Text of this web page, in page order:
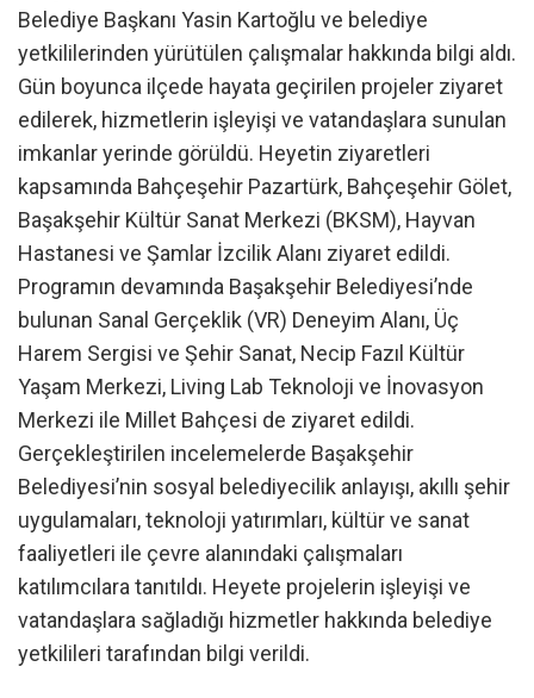
Belediye Başkanı Yasin Kartoğlu ve belediye
yetkililerinden yürütülen çalışmalar hakkında bilgi aldı.
Gün boyunca ilçede hayata geçirilen projeler ziyaret
edilerek, hizmetlerin işleyişi ve vatandaşlara sunulan
imkanlar yerinde görüldü. Heyetin ziyaretleri
kapsamında Bahçeşehir Pazartürk, Bahçeşehir Gölet,
Başakşehir Kültür Sanat Merkezi (BKSM), Hayvan
Hastanesi ve Şamlar İzcilik Alanı ziyaret edildi.
Programın devamında Başakşehir Belediyesi’nde
bulunan Sanal Gerçeklik (VR) Deneyim Alanı, Üç
Harem Sergisi ve Şehir Sanat, Necip Fazıl Kültür
Yaşam Merkezi, Living Lab Teknoloji ve İnovasyon
Merkezi ile Millet Bahçesi de ziyaret edildi.
Gerçekleştirilen incelemelerde Başakşehir
Belediyesi’nin sosyal belediyecilik anlayışı, akıllı şehir
uygulamaları, teknoloji yatırımları, kültür ve sanat
faaliyetleri ile çevre alanındaki çalışmaları
katılımcılara tanıtıldı. Heyete projelerin işleyişi ve
vatandaşlara sağladığı hizmetler hakkında belediye
yetkilileri tarafından bilgi verildi.